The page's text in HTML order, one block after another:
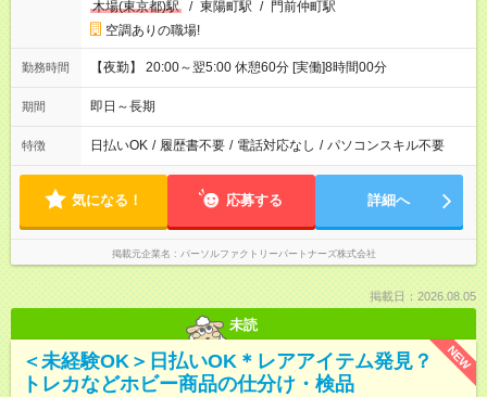
木場(東京都)駅 / 東陽町駅 / 門前仲町駅
空調ありの職場!
勤務時間 【夜勤】 20:00～翌5:00 休憩60分 [実働]8時間00分
期間 即日～長期
特徴 日払いOK / 履歴書不要 / 電話対応なし / パソコンスキル不要
気になる！ 応募する 詳細へ
掲載元企業名 パーソルファクトリーパートナーズ株式会社
掲載日：2026.08.05
未読
NEW
＜未経験OK＞日払いOK＊レアアイテム発見？
トレカなどホビー商品の仕分け・検品